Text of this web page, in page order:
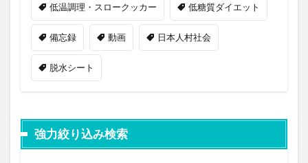
低温調理・スロークッカー 低糖質ダイエット
備忘録 動画 日本人村社会
脱水シート
強力絞り込み検索